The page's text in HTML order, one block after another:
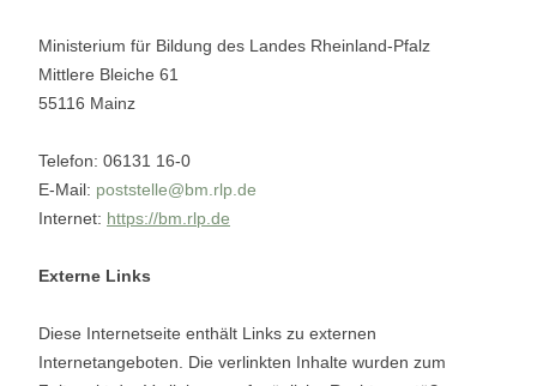
Ministerium für Bildung des Landes Rheinland-Pfalz
Mittlere Bleiche 61
55116 Mainz
Telefon: 06131 16-0
E-Mail: poststelle@bm.rlp.de
Internet: https://bm.rlp.de
Externe Links
Diese Internetseite enthält Links zu externen
Internetangeboten. Die verlinkten Inhalte wurden zum